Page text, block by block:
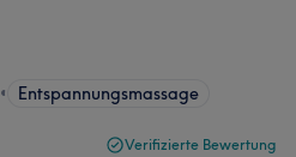
• Entspannungsmassage
Verifizierte Bewertung